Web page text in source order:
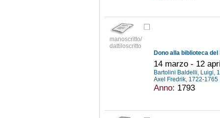
manoscritto/
dattiloscritto
14 marzo - 12
Bartolini Baldelli, Luigi,
Axel Fredrik, 1722-1765
Anno: 1793